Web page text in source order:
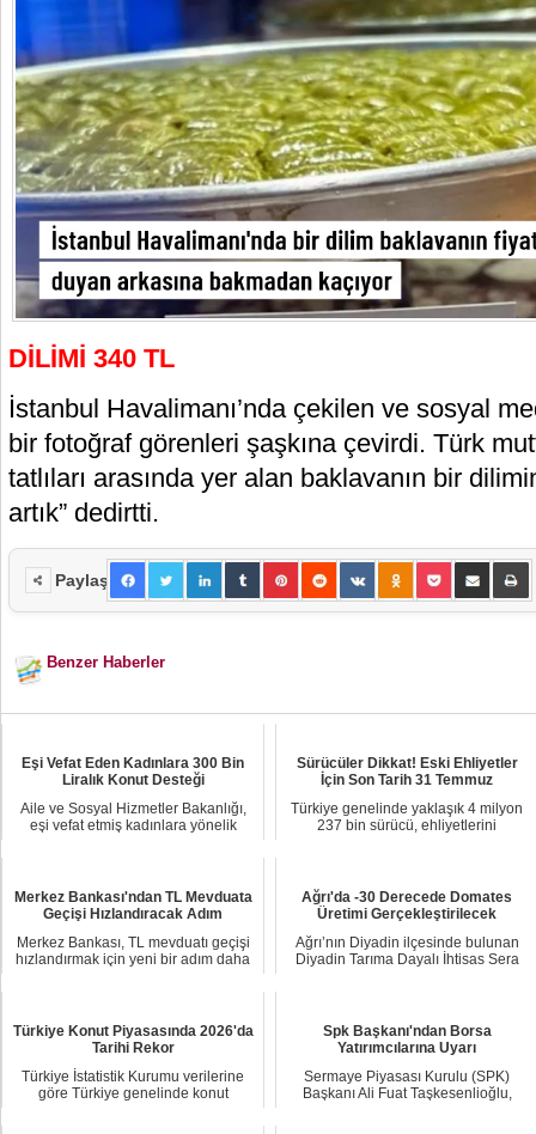
DİLİMİ 340 TL
İstanbul Havalimanı’nda çekilen ve sosyal
bir fotoğraf görenleri şaşkına çevirdi. Türk
tatlıları arasında yer alan baklavanın bir
artık” dedirtti.
Paylaş
Benzer Haberler
Eşi Vefat Eden Kadınlara 300 Bin
Liralık Konut Desteği
Aile ve Sosyal Hizmetler Bakanlığı,
eşi vefat etmiş kadınlara yönelik
Sürücüler Dikkat! Eski Ehliyetler
İçin Son Tarih 31 Temmuz
Türkiye genelinde yaklaşık 4 milyon
237 bin sürücü, ehliyetlerini
Merkez Bankası'ndan TL Mevduata
Geçişi Hızlandıracak Adım
Merkez Bankası, TL mevduatı geçişi
hızlandırmak için yeni bir adım daha
Ağrı'da -30 Derecede Domates
Üretimi Gerçekleştirilecek
Ağrı’nın Diyadin ilçesinde bulunan
Diyadin Tarıma Dayalı İhtisas Sera
Türkiye Konut Piyasasında 2026'da
Tarihi Rekor
Türkiye İstatistik Kurumu verilerine
göre Türkiye genelinde konut
Spk Başkanı'ndan Borsa
Yatırımcılarına Uyarı
Sermaye Piyasası Kurulu (SPK)
Başkanı Ali Fuat Taşkesenlioğlu,